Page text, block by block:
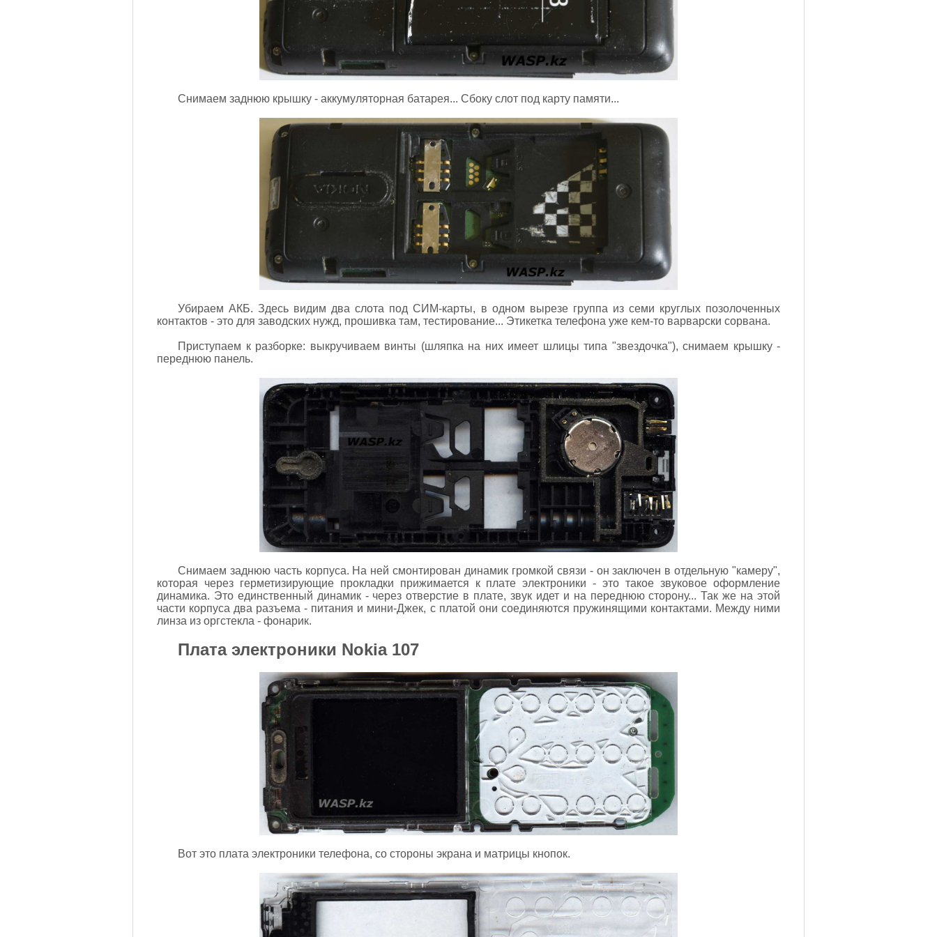
Снимаем заднюю крышку - аккумуляторная батарея... Сбоку слот под карту памяти...
Убираем АКБ. Здесь видим два слота под СИМ-карты, в одном вырезе группа из семи круглых позолоченных
контактов - это для заводских нужд, прошивка там, тестирование... Этикетка телефона уже кем-то варварски сорвана.
Приступаем к разборке: выкручиваем винты (шляпка на них имеет шлицы типа "звездочка"), снимаем крышку -
переднюю панель.
Снимаем заднюю часть корпуса. На ней смонтирован динамик громкой связи - он заключен в отдельную "камеру",
которая через герметизирующие прокладки прижимается к плате электроники - это такое звуковое оформление
динамика. Это единственный динамик - через отверстие в плате, звук идет и на переднюю сторону... Так же на этой
части корпуса два разъема - питания и мини-Джек, с платой они соединяются пружинящими контактами. Между ними
линза из оргстекла - фонарик.
Плата электроники Nokia 107
Вот это плата электроники телефона, со стороны экрана и матрицы кнопок.